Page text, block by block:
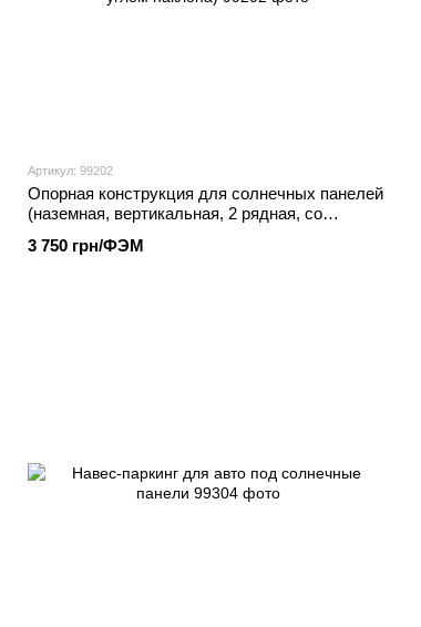
Артикул: 99202
Опорная конструкция для солнечных панелей
(наземная, вертикальная, 2 рядная, со
3 750 грн/ФЭМ